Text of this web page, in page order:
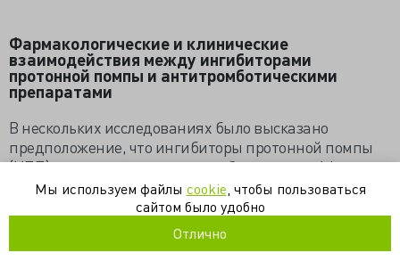
Фармакологические и клинические
взаимодействия между ингибиторами
протонной помпы и антитромботическими
препаратами
В нескольких исследованиях было высказано
предположение, что ингибиторы протонной помпы
(ИПП) могут снижать антитромботические эффекты
клопидогрела и/или аспирина, что может привести к
сердечно-сосудистым осложнениям.
Регулярное применение ИЦП снижало на 90% риск
кровотечения из верхних отделов ЖКТ у лиц,
Мы используем файлы cookie , чтобы пользоваться
сайтом было удобно
Отлично